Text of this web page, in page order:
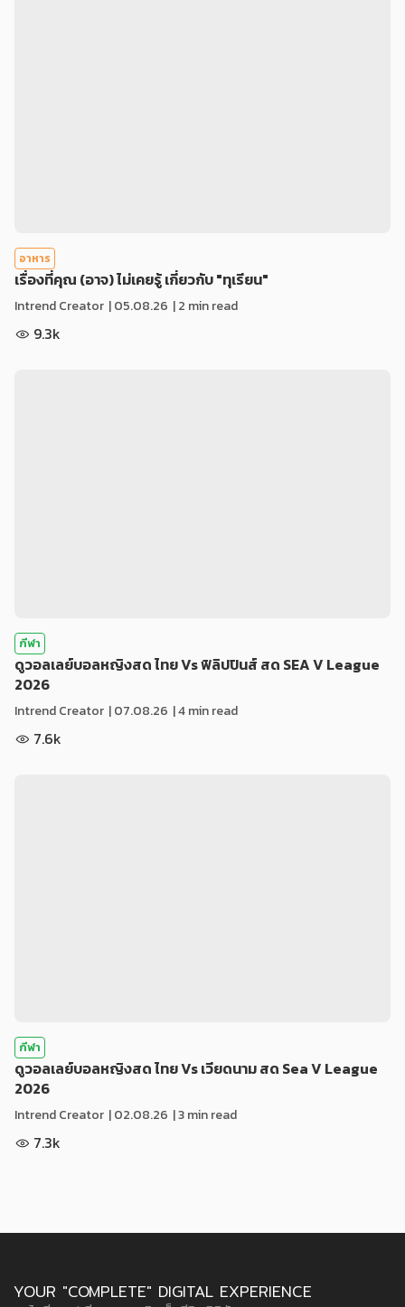
อาหาร
เรื่องที่คุณ (อาจ) ไม่เคยรู้ เกี่ยวกับ "ทุเรียน"
Intrend Creator |05.08.26 | 2 min read
9.3k
กีฬา
ดูวอลเลย์บอลหญิงสด ไทย Vs ฟิลิปปินส์ สด SEA V League
2026
Intrend Creator |07.08.26 | 4 min read
7.6k
กีฬา
ดูวอลเลย์บอลหญิงสด ไทย Vs เวียดนาม สด Sea V League
2026
Intrend Creator |02.08.26 | 3 min read
7.3k
YOUR "COMPLETE" DIGITAL EXPERIENCE